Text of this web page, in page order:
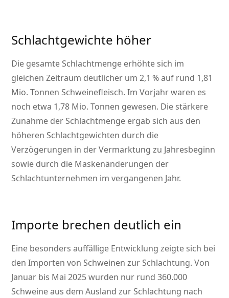
Schlachtgewichte höher
Die gesamte Schlachtmenge erhöhte sich im
gleichen Zeitraum deutlicher um 2,1 % auf rund 1,81
Mio. Tonnen Schweinefleisch. Im Vorjahr waren es
noch etwa 1,78 Mio. Tonnen gewesen. Die stärkere
Zunahme der Schlachtmenge ergab sich aus den
höheren Schlachtgewichten durch die
Verzögerungen in der Vermarktung zu Jahresbeginn
sowie durch die Maskenänderungen der
Schlachtunternehmen im vergangenen Jahr.
Importe brechen deutlich ein
Eine besonders auffällige Entwicklung zeigte sich bei
den Importen von Schweinen zur Schlachtung. Von
Januar bis Mai 2025 wurden nur rund 360.000
Schweine aus dem Ausland zur Schlachtung nach